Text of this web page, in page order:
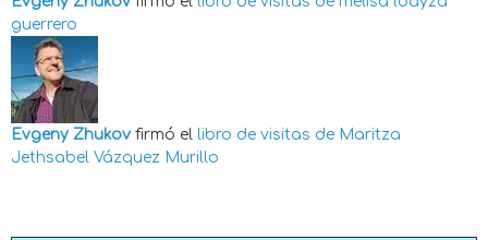
guerrero
Evgeny Zhukov firmó el libro de visitas de Maritza
Jethsabel Vázquez Murillo